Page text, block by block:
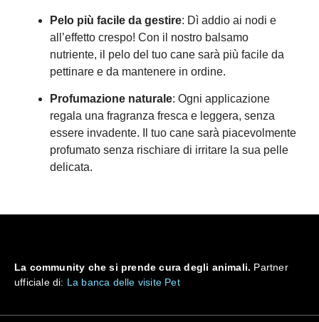
Pelo più facile da gestire: Dì addio ai nodi e
all’effetto crespo! Con il nostro balsamo
nutriente, il pelo del tuo cane sarà più facile da
pettinare e da mantenere in ordine.
Profumazione naturale: Ogni applicazione
regala una fragranza fresca e leggera, senza
essere invadente. Il tuo cane sarà piacevolmente
profumato senza rischiare di irritare la sua pelle
delicata.
La community che si prende cura degli animali. Partner
ufficiale di: La banca delle visite Pet